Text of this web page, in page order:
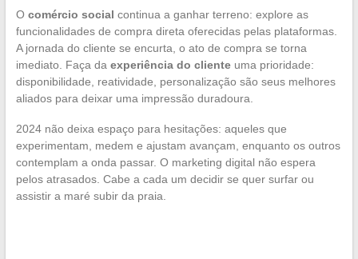
O comércio social continua a ganhar terreno: explore as
funcionalidades de compra direta oferecidas pelas plataformas.
A jornada do cliente se encurta, o ato de compra se torna
imediato. Faça da experiência do clienteuma prioridade:
disponibilidade, reatividade, personalização são seus melhores
aliados para deixar uma impressão duradoura.
2024 não deixa espaço para hesitações: aqueles que
experimentam, medem e ajustam avançam, enquanto os outros
contemplam a onda passar. O marketing digital não espera
pelos atrasados. Cabe a cada um decidir se quer surfar ou
assistir a maré subir da praia.